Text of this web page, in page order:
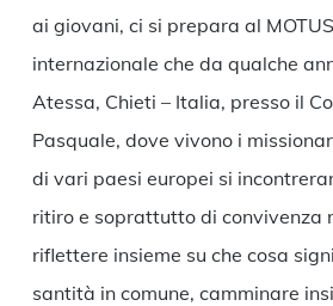
ai giovani, ci si prepara al
internazionale che da qualche
Atessa, Chieti – Italia, presso il
Pasquale, dove vivono i
di vari paesi europei si
ritiro e soprattutto di convivenza
riflettere insieme su che cosa
santità in comune, camminare